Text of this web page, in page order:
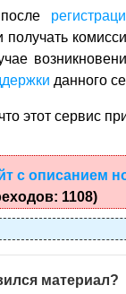
данного
этот сервис
с описанием
1108)
материал?